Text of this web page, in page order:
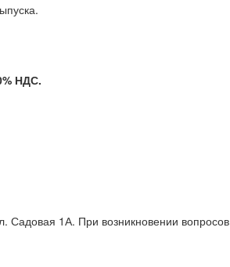
НДС.
1А. При возникновении вопросов